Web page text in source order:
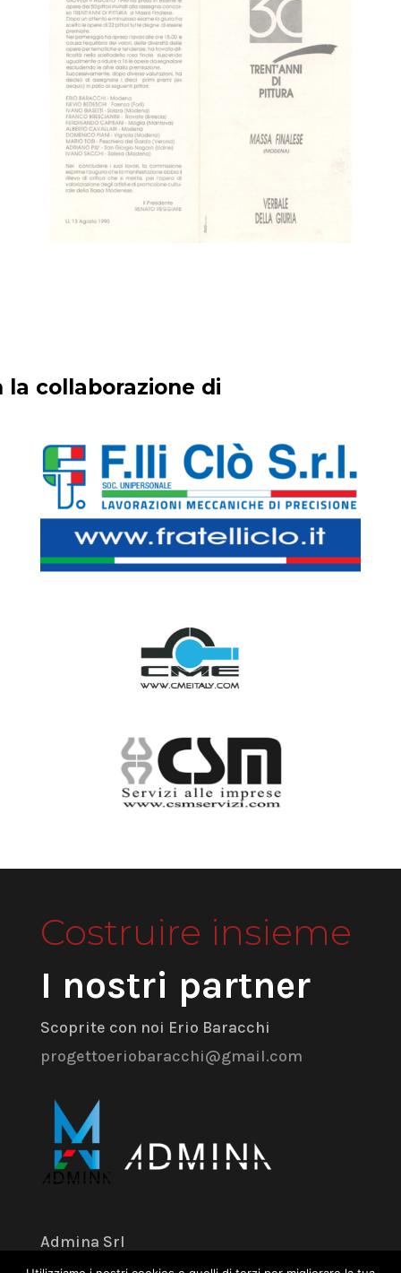
la collaborazione di
Costruire insieme
I nostri partner
Scoprite con noi Erio Baracchi
progettoeriobaracchi@gmail.com
Admina Srl